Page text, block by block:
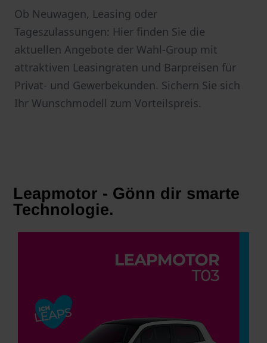
Ob Neuwagen, Leasing oder
Tageszulassungen: Hier finden Sie die
aktuellen Angebote der Wahl-Group mit
attraktiven Leasingraten und Barpreisen für
Privat- und Gewerbekunden. Sichern Sie sich
Ihr Wunschmodell zum Vorteilspreis.
Leapmotor - Gönn dir smarte
Technologie.